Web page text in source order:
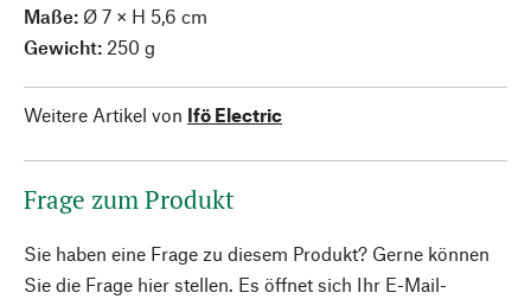
Maße: Ø 7 × H 5,6 cm
Gewicht: 250 g
Weitere Artikel von Ifö Electric
Frage zum Produkt
Sie haben eine Frage zu diesem Produkt? Gerne können
Sie die Frage hier stellen. Es öffnet sich Ihr E-Mail-